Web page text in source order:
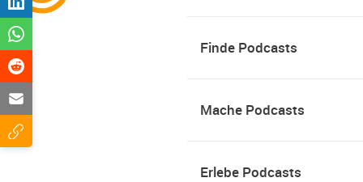
Finde Podcasts
Mache Podcasts
Erlebe Podcasts